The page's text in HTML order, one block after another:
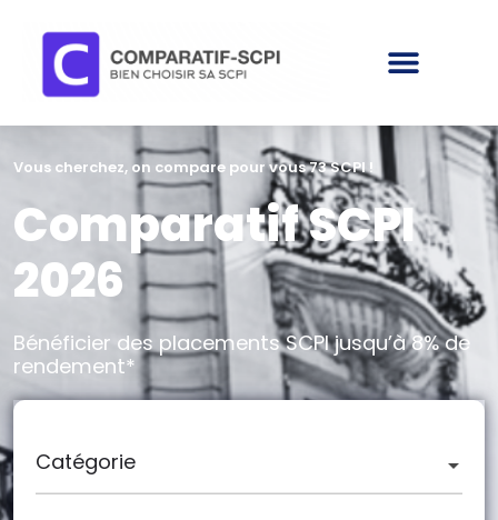
Vous cherchez, on compare pour vous 73 SCPI !
Comparatif SCPI
2026
Bénéficier des placements SCPI jusqu’à 8% de
rendement*
Catégorie